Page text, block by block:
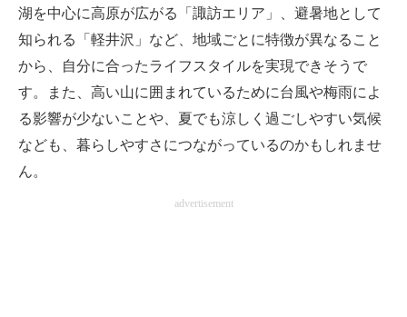
湖を中心に高原が広がる「諏訪エリア」、避暑地として
知られる「軽井沢」など、地域ごとに特徴が異なること
から、自分に合ったライフスタイルを実現できそうで
す。また、高い山に囲まれているために台風や梅雨によ
る影響が少ないことや、夏でも涼しく過ごしやすい気候
なども、暮らしやすさにつながっているのかもしれませ
ん。
advertisement